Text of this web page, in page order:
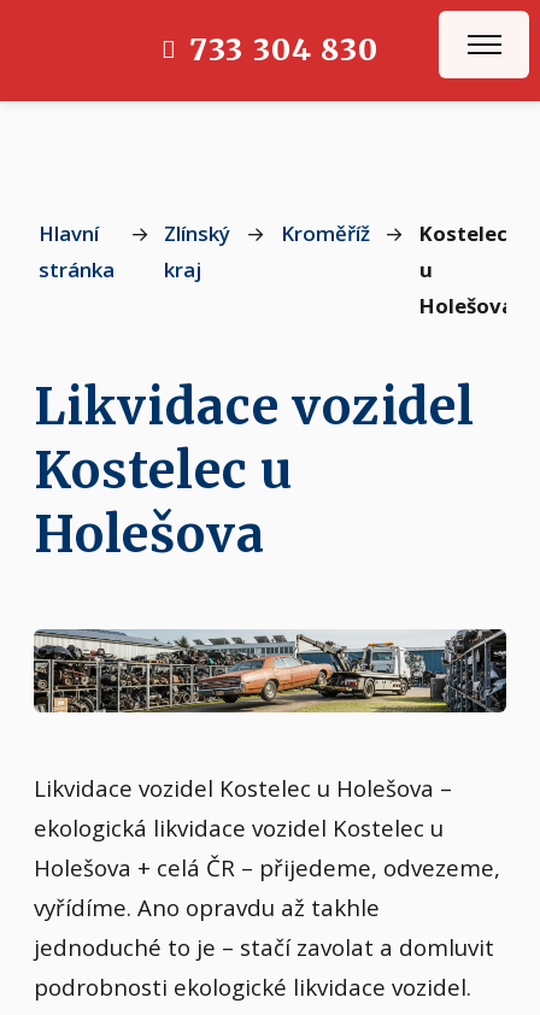
733 304 830
Hlavní
stránka
→
Zlínský
kraj
→ Kroměříž →
Kostelec
u
Holešova
Likvidace vozidel
Kostelec u
Holešova
Likvidace vozidel Kostelec u Holešova –
ekologická likvidace vozidel Kostelec u
Holešova + celá ČR – přijedeme, odvezeme,
vyřídíme. Ano opravdu až takhle
jednoduché to je – stačí zavolat a domluvit
podrobnosti ekologické likvidace vozidel.